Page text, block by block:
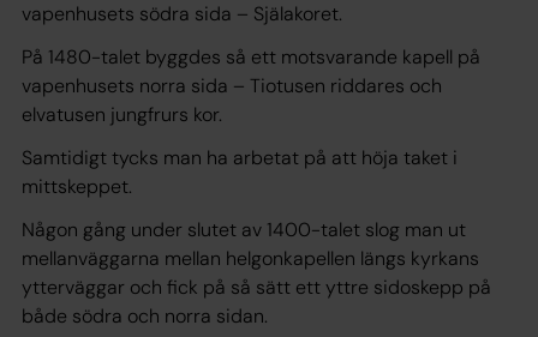
vapenhusets södra sida – Själakoret.
På 1480-talet byggdes så ett motsvarande kapell på
vapenhusets norra sida – Tiotusen riddares och
elvatusen jungfrurs kor.
Samtidigt tycks man ha arbetat på att höja taket i
mittskeppet.
Någon gång under slutet av 1400-talet slog man ut
mellanväggarna mellan helgonkapellen längs kyrkans
ytterväggar och fick på så sätt ett yttre sidoskepp på
både södra och norra sidan.